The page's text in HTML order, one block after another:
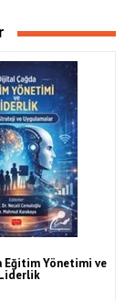
Eğitim Yönetimi ve